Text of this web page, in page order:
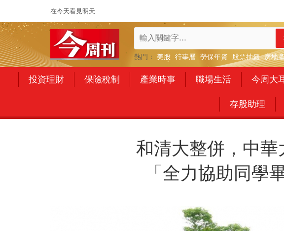
在今天看見明天
熱門： 美股 行事曆 勞保年資 股票抽籤 房地
投資理財 保險稅制 產業時事 職場生活 今周大
存股助理
和清大整併，中
「全力協助同學